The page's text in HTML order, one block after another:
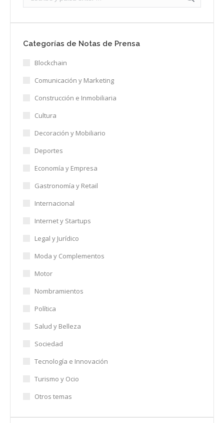
Categorías de Notas de Prensa
Blockchain
Comunicación y Marketing
Construcción e Inmobiliaria
Cultura
Decoración y Mobiliario
Deportes
Economía y Empresa
Gastronomía y Retail
Internacional
Internet y Startups
Legal y Jurídico
Moda y Complementos
Motor
Nombramientos
Política
Salud y Belleza
Sociedad
Tecnología e Innovación
Turismo y Ocio
Otros temas